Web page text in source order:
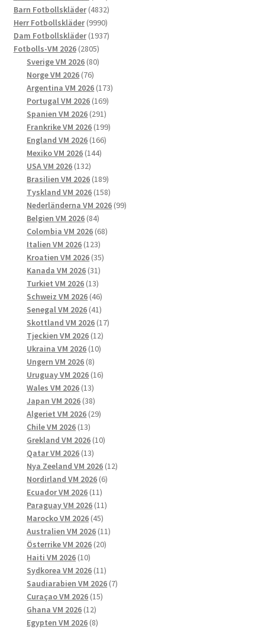
produkter
Barn Fotbollskläder 48324832
produkter
Herr Fotbollskläder 99909990
produkter
Dam Fotbollskläder 19371937
Fotbolls-VM 2026 28052805
produkter
Sverige VM 2026 8080
Norge VM 2026 7676
produkter
Argentina VM 2026 173173
Portugal VM 2026 169169
Spanien VM 2026 291291
produkter
Frankrike VM 2026 199199
England VM 2026 166166
Mexiko VM 2026 144144
USA VM 2026 132132
produkter
Brasilien VM 2026 189189
produkter
Tyskland VM 2026 158158
produkter
Nederländerna VM 2026 9999
Belgien VM 2026 8484
produkter
Colombia VM 2026 6868
Italien VM 2026 123123
produkter
Kroatien VM 2026 3535
Kanada VM 2026 3131
produkter
Turkiet VM 2026 1313
produkter
Schweiz VM 2026 4646
produkter
Senegal VM 2026 4141
produkter
Skottland VM 2026 1717
Tjeckien VM 2026 1212
Ukraina VM 2026 1010
Ungern VM 2026 88
produkter
Uruguay VM 2026 1616
Wales VM 2026 1313
produkter
Japan VM 2026 3838
produkter
Algeriet VM 2026 2929
Chile VM 2026 1313
produkter
Grekland VM 2026 1010
Qatar VM 2026 1313
produkter
Nya Zeeland VM 2026 1212
Nordirland VM 2026 66
Ecuador VM 2026 1111
produkter
Paraguay VM 2026 1111
Marocko VM 2026 4545
produkter
Australien VM 2026 1111
Österrike VM 2026 2020
Haiti VM 2026 1010
produkter
Sydkorea VM 2026 1111
produkter
Saudiarabien VM 2026 77
Curaçao VM 2026 1515
Ghana VM 2026 1212
produkter
Egypten VM 2026 88